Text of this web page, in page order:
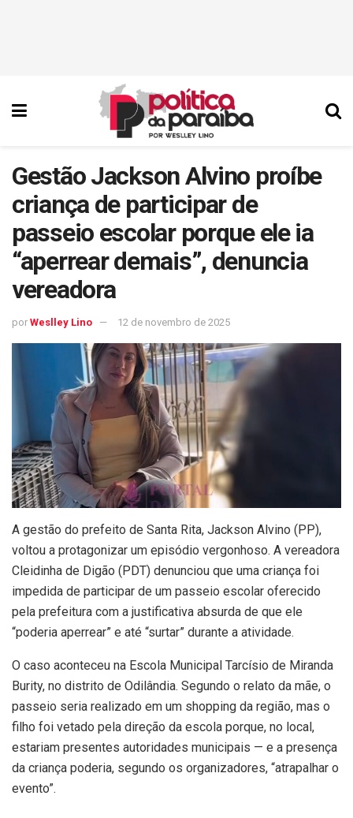
Gestão Jackson Alvino proíbe
criança de participar de
passeio escolar porque ele ia
“aperrear demais”, denuncia
vereadora
por Weslley Lino 12 de novembro de 2025
A gestão do prefeito de Santa Rita, Jackson Alvino (PP),
voltou a protagonizar um episódio vergonhoso. A vereadora
Cleidinha de Digão (PDT) denunciou que uma criança foi
impedida de participar de um passeio escolar oferecido
pela prefeitura com a justificativa absurda de que ele
“poderia aperrear” e até “surtar” durante a atividade.
O caso aconteceu na Escola Municipal Tarcísio de Miranda
Burity, no distrito de Odilândia. Segundo o relato da mãe, o
passeio seria realizado em um shopping da região, mas o
filho foi vetado pela direção da escola porque, no local,
estariam presentes autoridades municipais — e a presença
da criança poderia, segundo os organizadores, “atrapalhar o
evento”.